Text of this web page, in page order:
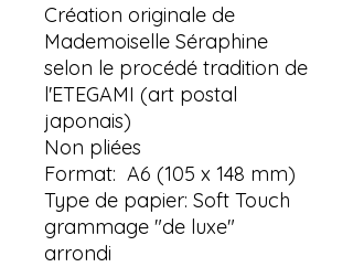
Création originale de
Mademoiselle Séraphine
selon le procédé tradition de
l'ETEGAMI (art postal
japonais)
Non pliées
Format: A6 (105 x 148 mm)
Type de papier: Soft Touch
grammage "de luxe"
arrondi